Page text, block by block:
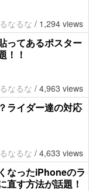
るなるな / 1,294 views
ってあるポスター
！！
るなるな / 4,963 views
ライダー達の対応
るなるな / 4,633 views
なったiPhoneのラ
直す方法が話題！